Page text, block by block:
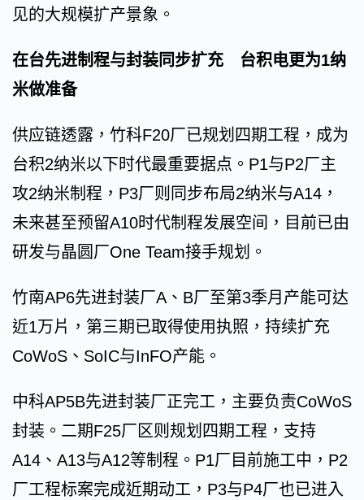
见的大规模扩产景象。
在台先进制程与封装同步扩充 台积电更为1纳
米做准备
供应链透露，竹科F20厂已规划四期工程，成为
台积2纳米以下时代最重要据点。P1与P2厂主
攻2纳米制程，P3厂则同步布局2纳米与A14，
未来甚至预留A10时代制程发展空间，目前已由
研发与晶圆厂One Team接手规划。
竹南AP6先进封装厂A、B厂至第3季月产能可达
近1万片，第三期已取得使用执照，持续扩充
CoWoS、SoIC与InFO产能。
中科AP5B先进封装厂正完工，主要负责CoWoS
封装。二期F25厂区则规划四期工程，支持
A14、A13与A12等制程。P1厂目前施工中，P2
厂工程标案完成近期动工，P3与P4厂也已进入